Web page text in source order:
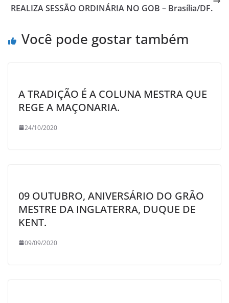
REALIZA SESSÃO ORDINÁRIA NO GOB – Brasília/DF.
Você pode gostar também
A TRADIÇÃO É A COLUNA MESTRA QUE
REGE A MAÇONARIA.
24/10/2020
09 OUTUBRO, ANIVERSÁRIO DO GRÃO
MESTRE DA INGLATERRA, DUQUE DE
KENT.
09/09/2020